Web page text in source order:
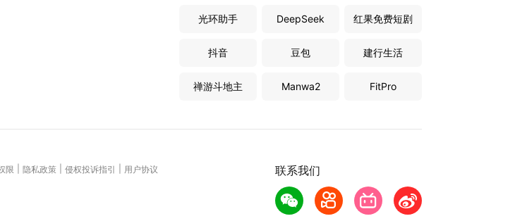
光环助手 DeepSeek 红果免费短剧
抖音 豆包 建行生活
禅游斗地主 Manwa2 FitPro
联系我们
限 隐私政策 侵权投诉指引
用户协议